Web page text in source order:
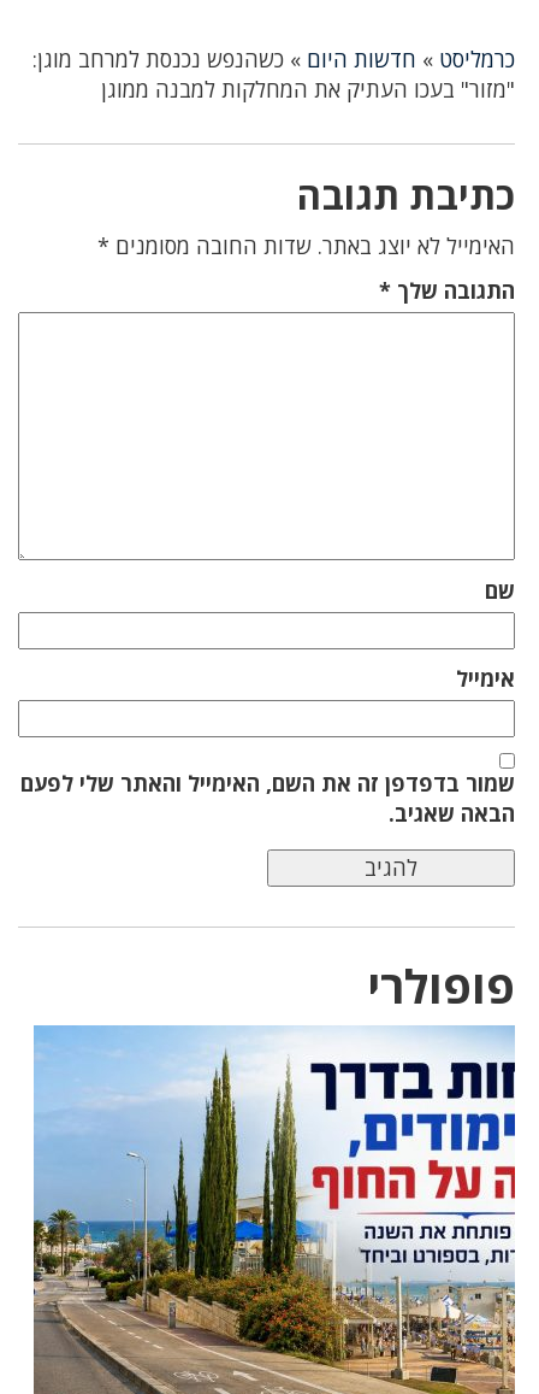
כרמליסט » חדשות היום » כשהנפש נכנסת למרחב מוגן:
"מזור" בעכו העתיק את המחלקות למבנה ממוגן
כתיבת תגובה
האימייל לא יוצג באתר. שדות החובה מסומנים *
התגובה שלך *
שם
אימייל
שמור בדפדפן זה את השם, האימייל והאתר שלי לפעם
הבאה שאגיב.
פופולרי